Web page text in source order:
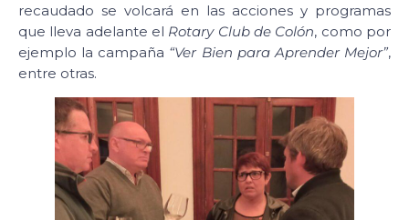
recaudado se volcará en las acciones y programas
que lleva adelante el Rotary Club de Colón, como por
ejemplo la campaña “Ver Bien para Aprender Mejor”,
entre otras.